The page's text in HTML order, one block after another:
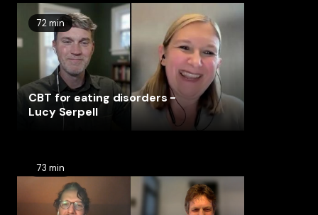
72 min
CBT for eating disorders -
Lucy Serpell
73 min